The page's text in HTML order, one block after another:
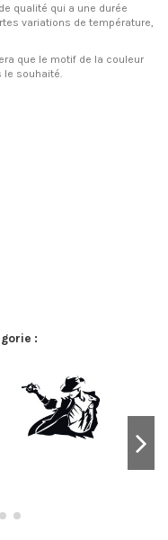
qualité qui a une durée
variations de température,
que le motif de la couleur
le souhaité.
: